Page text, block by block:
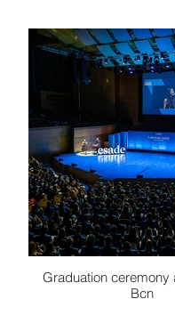
Graduation ceremony
Bcn